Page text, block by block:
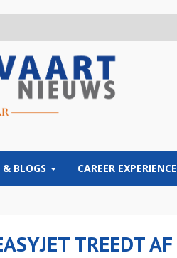
BLOGS CAREER EXPERIENCE
TREEDT AF